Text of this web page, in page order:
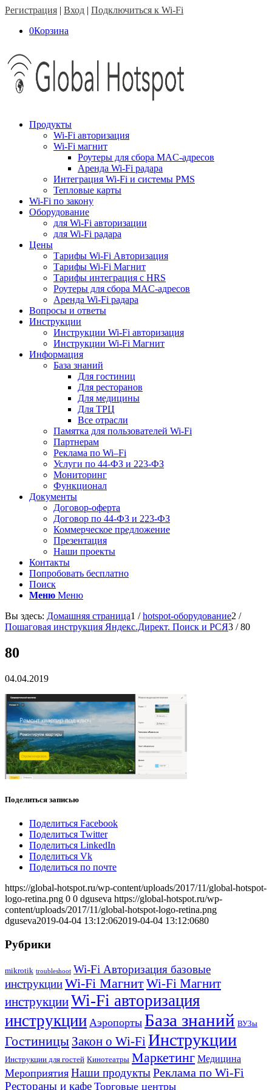
Регистрация | Вход | Подключиться к Wi-Fi
0Корзина
Продукты
Wi-Fi авторизация
Wi-Fi магнит
Роутеры для сбора MAC-адресов
Аренда Wi-Fi радара
Интеграция Wi-Fi и системы PMS
Тепловые карты
Wi-Fi по закону
Оборудование
для Wi-Fi авторизации
для Wi-Fi радара
Цены
Тарифы Wi-Fi Авторизация
Тарифы Wi-Fi Магнит
Тарифы интеграция с HRS
Роутеры для сбора MAC-адресов
Аренда Wi-Fi радара
Вопросы и ответы
Инструкции
Инструкции Wi-Fi авторизация
Инструкции Wi-Fi Магнит
Информация
База знаний
Для гостиниц
Для ресторанов
Для медицины
Для ТРЦ
Все отрасли
Памятка для пользователей Wi-Fi
Партнерам
Реклама по Wi–Fi
Услуги по 44-ФЗ и 223-ФЗ
Мониторинг
Функционал
Документы
Договор-оферта
Договор по 44-ФЗ и 223-ФЗ
Коммерческое предложение
Презентация
Наши проекты
Контакты
Попробовать бесплатно
Поиск
Меню Меню
Вы здесь: Домашняя страница1 / hotspot-оборудование2 /
Пошаговая инструкция Яндекс.Директ. Поиск и РСЯ3 / 80
80
04.04.2019
Поделиться записью
Поделиться Facebook
Поделиться Twitter
Поделиться LinkedIn
Поделиться Vk
Поделиться по почте
https://global-hotspot.ru/wp-content/uploads/2017/11/global-hotspot-
logo-retina.png 0 0 dguseva https://global-hotspot.ru/wp-
content/uploads/2017/11/global-hotspot-logo-retina.png
dguseva2019-04-04 13:12:062019-04-04 13:12:0680
Рубрики
mikrotik troubleshoot Wi-Fi Авторизация базовые
инструкцииWi-Fi МагнитWi-Fi Магнит
инструкцииWi-Fi авторизация
инструкции Аэропорты База знаний ВУЗы
Гостиницы Закон о Wi-Fi Инструкции
Инструкции для гостей Кинотеатры Маркетинг Медицина
Мероприятия Наши продуктыРеклама по Wi-Fi
Рестораны и кафе Торговые центры